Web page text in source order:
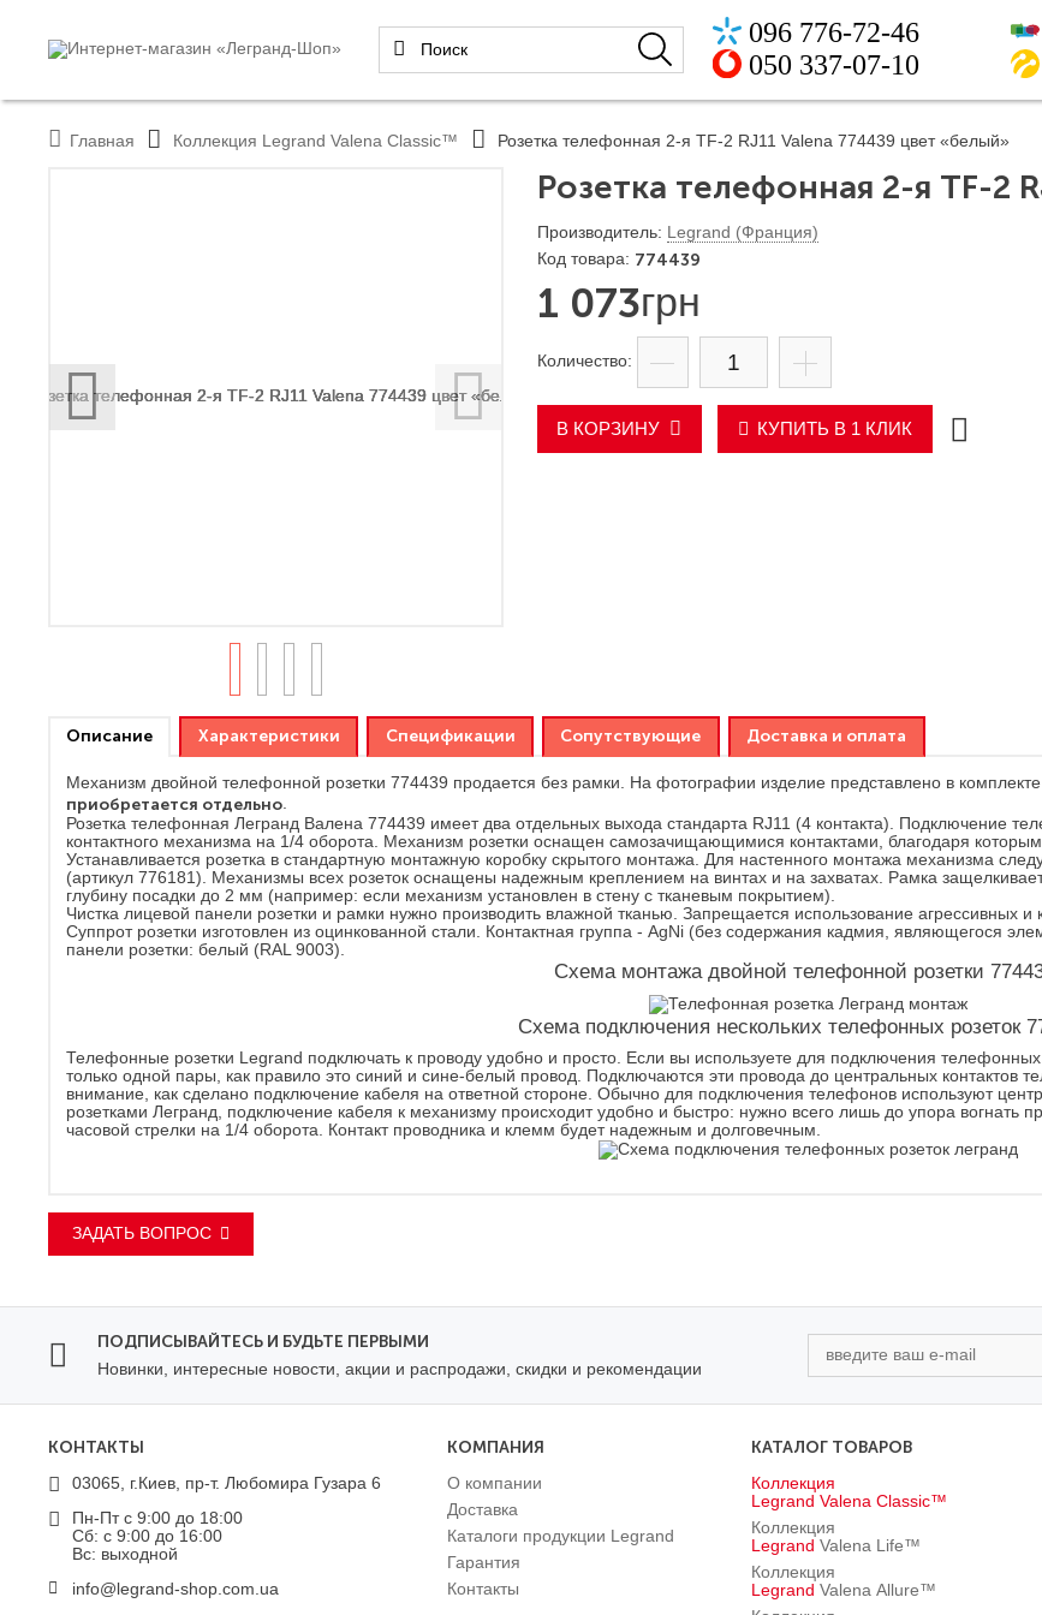
Розетка телефонная 2-я TF-2
Legrand (Франция)
774439
1 073грн
В КОРЗИНУ КУПИТЬ В 1 КЛИК
Описание Характеристики Спецификации Сопутствующие Доставка и оплата
Механизм двойной телефонной розетки 774439 продается без рамки. На фотографии изделие представлено в
приобретается отдельно
Розетка телефонная Легранд Валена 774439 имеет два отдельных выхода стандарта RJ11 (4 контакта). Подключение
контактного механизма на 1/4 оборота. Механизм розетки оснащен самозачищающимися контактами, благодаря
Устанавливается розетка в стандартную монтажную коробку скрытого монтажа. Для настенного монтажа механизма
(артикул 776181). Механизмы всех розеток оснащены надежным креплением на винтах и на захватах. Рамка
глубину посадки до 2 мм (например: если механизм установлен в стену с тканевым покрытием).
Чистка лицевой панели розетки и рамки нужно производить влажной тканью. Запрещается использование агрессивных и
Суппрот розетки изготовлен из оцинкованной стали. Контактная группа - AgNi (без содержания кадмия, являющегося
панели розетки: белый (RAL 9003).
Схема монтажа двойной телефонной розетки
Схема подключения нескольких телефонных розеток
Телефонные розетки Legrand подключать к проводу удобно и просто. Если вы используете для подключения
только одной пары, как правило это синий и сине-белый провод. Подключаются эти провода до центральных
внимание, как сделано подключение кабеля на ответной стороне. Обычно для подключения телефонов используют
розетками Легранд, подключение кабеля к механизму происходит удобно и быстро: нужно всего лишь до упора вогнать
часовой стрелки на 1/4 оборота. Контакт проводника и клемм будет надежным и долговечным.
ЗАДАТЬ ВОПРОС
096 776-72-46
050 337-07-10
Главная Коллекция Legrand Valena Classic™ Розетка телефонная 2-я TF-2 RJ11 Valena 774439 цвет «белый»
ПОДПИСЫВАЙТЕСЬ И БУДЬТЕ ПЕРВЫМИ
Новинки, интересные новости, акции и распродажи, скидки и рекомендации
КОНТАКТЫ
03065, г.Киев, пр-т. Любомира Гузара 6
Пн-Пт с 9:00 до 18:00
Сб: с 9:00 до 16:00
Вс: выходной
info@legrand-shop.com.ua
КОМПАНИЯ
О компании
Доставка
Каталоги продукции Legrand
Гарантия
Контакты
КАТАЛОГ ТОВАРОВ
Коллекция
Legrand Valena Classic™
Коллекция
Legrand Valena Life™
Коллекция
Legrand Valena Allure™